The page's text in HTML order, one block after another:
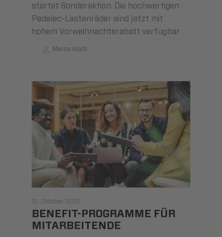
startet Sonderaktion. Die hochwertigen
Pedelec-Lastenräder sind jetzt mit
hohem Vorweihnachtsrabatt verfügbar
Marco Koch
10. Oktober 2025
BENEFIT-PROGRAMME FÜR
MITARBEITENDE